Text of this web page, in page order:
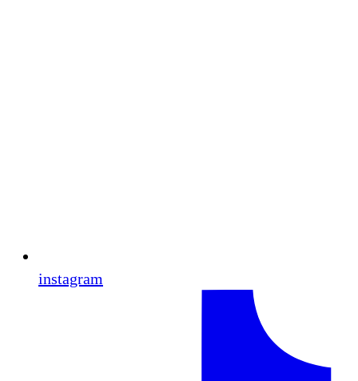
instagram